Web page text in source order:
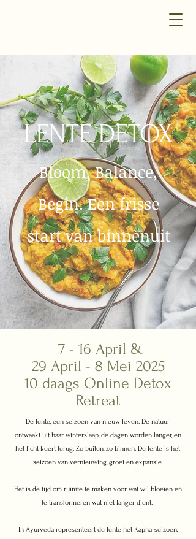
LENTE DETOX
Bloom, Balance,
Begin. Een frisse
start van binnenuit
7 - 16 April &
29 April - 8 Mei 2025
10 daags Online Detox
Retreat
De lente, een seizoen van nieuw leven. De natuur
ontwaakt uit haar winterslaap, de dagen worden langer, en
het licht keert terug. Zo buiten, zo binnen. De lente is het
seizoen van vernieuwing, groei en expansie.
Het is de tijd om ruimte te maken voor wat wil bloeien en
te transformeren wat niet langer dient.
In Ayurveda representeert de lente het Kapha-seizoen,